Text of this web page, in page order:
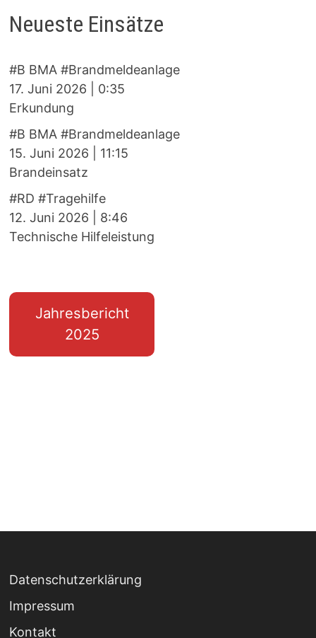
Neueste Einsätze
#B BMA #Brandmeldeanlage
17. Juni 2026
0:35
Erkundung
#B BMA #Brandmeldeanlage
15. Juni 2026
11:15
Brandeinsatz
#RD #Tragehilfe
12. Juni 2026
8:46
Technische Hilfeleistung
Jahresbericht
2025
Datenschutzerklärung
Impressum
Kontakt